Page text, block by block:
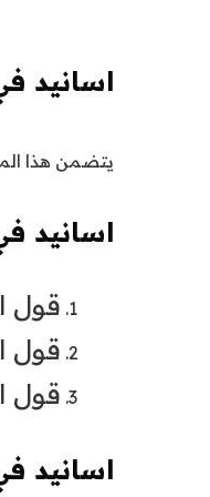
اسانيد
يتضمن هذا
اسانيد
قول
قول
قول
اسانيد